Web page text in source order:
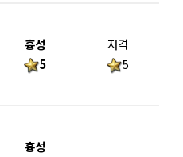
흉성
5
저격
5
흉성